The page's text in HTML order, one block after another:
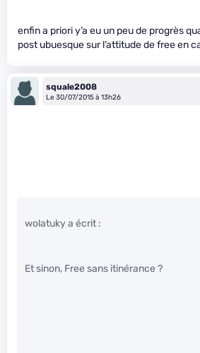
enfin a priori y’a eu un peu de progrès
post ubuesque sur l’attitude de free en
squale2008
Le 30/07/2015 à 13h26
wolatuky a écrit :
Et sinon, Free sans itinérance ?